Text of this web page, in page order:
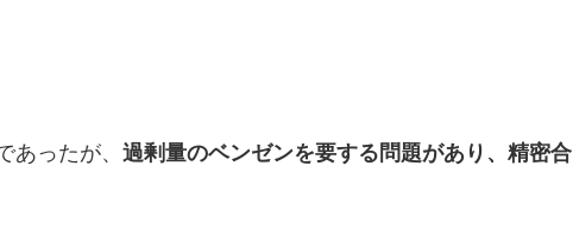
あったが、 過剰量のベンゼンを要する問題があり、精密合